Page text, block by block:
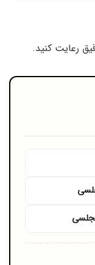
رعایت کنید.